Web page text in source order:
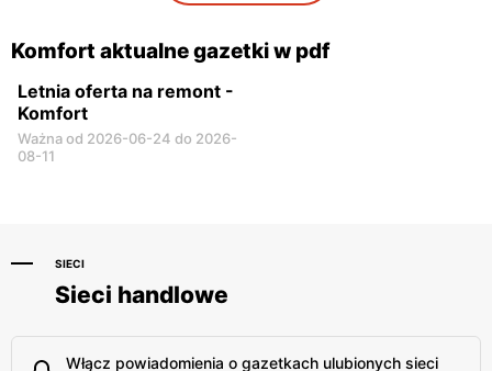
Komfort aktualne gazetki w pdf
Letnia oferta na remont -
Komfort
Ważna od 2026-06-24 do 2026-
08-11
SIECI
Sieci handlowe
Włącz powiadomienia o gazetkach ulubionych sieci